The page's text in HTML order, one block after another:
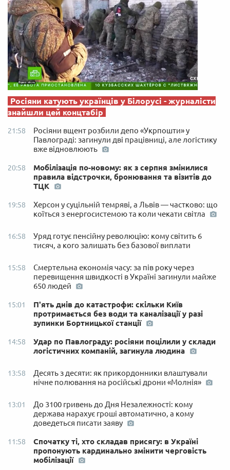
Росіяни катують українців у Білорусі - журналісти
знайшли цей концтабір
21:58
Росіяни вщент розбили депо «Укрпошти» у
Павлограді: загинули дві працівниці, але логістику
вже відновлюють
20:58
Мобілізація по-новому: як з серпня змінилися
правила відстрочки, бронювання та візитів до
ТЦК
19:58
Херсон у суцільній темряві, а Львів — частково: що
коїться з енергосистемою та коли чекати світла
16:58
Уряд готує пенсійну революцію: кому світить 6
тисяч, а кого залишать без базової виплати
15:58
Смертельна економія часу: за пів року через
перевищення швидкості в Україні загинули майже
650 людей
15:01
П'ять днів до катастрофи: скільки Київ
протримається без води та каналізації у разі
зупинки Бортницької станції
14:58
Удар по Павлограду: росіяни поцілили у склади
логістичних компаній, загинула людина
13:58
Десять з десяти: як прикордонники влаштували
нічне полювання на російські дрони «Молнія»
13:01
До 3100 гривень до Дня Незалежності: кому
держава нарахує гроші автоматично, а кому
доведеться писати заяву
11:58
Спочатку ті, хто складав присягу: в Україні
пропонують кардинально змінити черговість
мобілізації